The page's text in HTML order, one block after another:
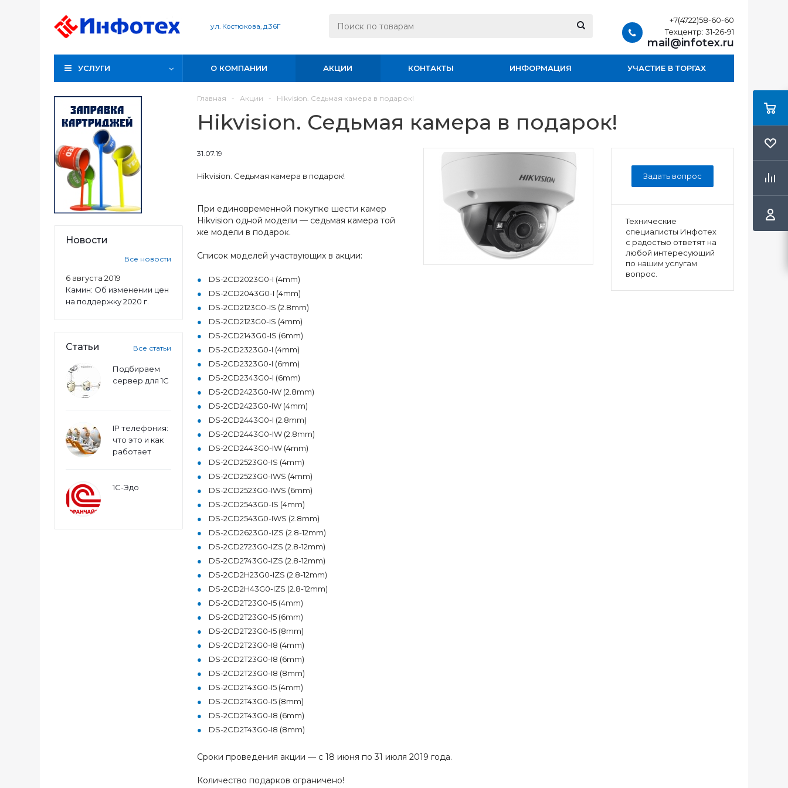
ул. Костюкова, д.36Г
+7(4722)58-60-60
Техцентр: 31-26-91
mail@infotex.ru
УСЛУГИ О КОМПАНИИ АКЦИИ КОНТАКТЫ ИНФОРМАЦИЯ УЧАСТИЕ В ТОРГАХ
Новости
Все новости
6 августа 2019
Камин: Об изменении цен
на поддержку 2020 г.
Статьи Все статьи
Подбираем
сервер для 1С
IP телефония:
что это и как
работает
1С-Эдо
Главная - Акции - Hikvision. Седьмая камера в подарок!
Hikvision. Седьмая камера в подарок!
Задать вопрос
Технические
специалисты Инфотех
с радостью ответят на
любой интересующий
по нашим услугам
вопрос.
31.07.19
Hikvision. Седьмая камера в подарок!
При единовременной покупке шести камер
Hikvision одной модели — седьмая камера той
же модели в подарок.
Список моделей участвующих в акции:
DS-2CD2023G0-I (4mm)
DS-2CD2043G0-I (4mm)
DS-2CD2123G0-IS (2.8mm)
DS-2CD2123G0-IS (4mm)
DS-2CD2143G0-IS (6mm)
DS-2CD2323G0-I (4mm)
DS-2CD2323G0-I (6mm)
DS-2CD2343G0-I (6mm)
DS-2CD2423G0-IW (2.8mm)
DS-2CD2423G0-IW (4mm)
DS-2CD2443G0-I (2.8mm)
DS-2CD2443G0-IW (2.8mm)
DS-2CD2443G0-IW (4mm)
DS-2CD2523G0-IS (4mm)
DS-2CD2523G0-IWS (4mm)
DS-2CD2523G0-IWS (6mm)
DS-2CD2543G0-IS (4mm)
DS-2CD2543G0-IWS (2.8mm)
DS-2CD2623G0-IZS (2.8-12mm)
DS-2CD2723G0-IZS (2.8-12mm)
DS-2CD2743G0-IZS (2.8-12mm)
DS-2CD2H23G0-IZS (2.8-12mm)
DS-2CD2H43G0-IZS (2.8-12mm)
DS-2CD2T23G0-I5 (4mm)
DS-2CD2T23G0-I5 (6mm)
DS-2CD2T23G0-I5 (8mm)
DS-2CD2T23G0-I8 (4mm)
DS-2CD2T23G0-I8 (6mm)
DS-2CD2T23G0-I8 (8mm)
DS-2CD2T43G0-I5 (4mm)
DS-2CD2T43G0-I5 (8mm)
DS-2CD2T43G0-I8 (6mm)
DS-2CD2T43G0-I8 (8mm)
Сроки проведения акции — с 18 июня по 31 июля 2019 года.
Количество подарков ограничено!